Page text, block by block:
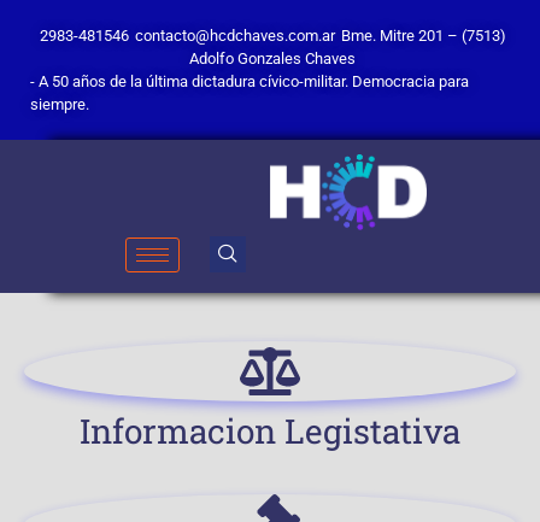
2983-481546 contacto@hcdchaves.com.ar Bme. Mitre 201 – (7513)
Adolfo Gonzales Chaves
- A 50 años de la última dictadura cívico-militar. Democracia para
siempre.
Informacion Legistativa